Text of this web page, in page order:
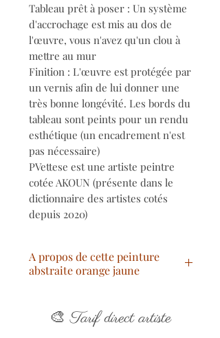
Tableau prêt à poser : Un système
d'accrochage est mis au dos de
l'œuvre, vous n'avez qu'un clou à
mettre au mur
Finition : L'œuvre est protégée par
un vernis afin de lui donner une
très bonne longévité. Les bords du
tableau sont peints pour un rendu
esthétique (un encadrement n'est
pas nécessaire)
PVettese est une artiste peintre
cotée AKOUN (présente dans le
dictionnaire des artistes cotés
depuis 2020)
A propos de cette peinture
abstraite orange jaune
Année: 2025
: Acrylique au pinceau
🎨 Tarif direct artiste